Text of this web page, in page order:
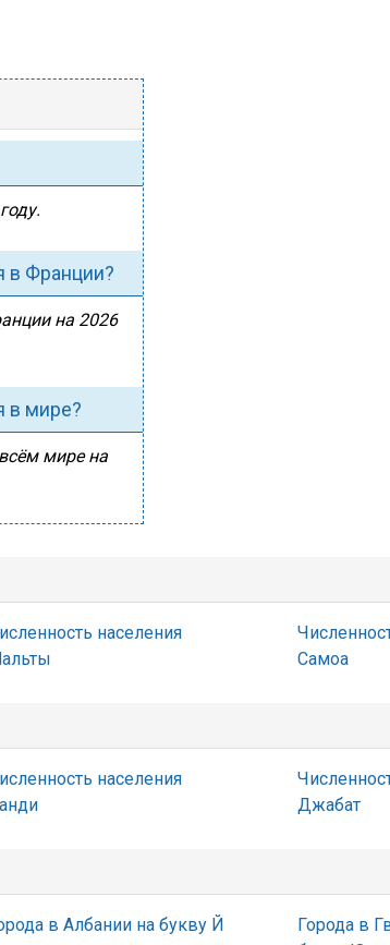
в Франции?
на 2026
в мире?
мире на
населения
Самоа
населения
Джабат
в Албании на букву Й
Города в